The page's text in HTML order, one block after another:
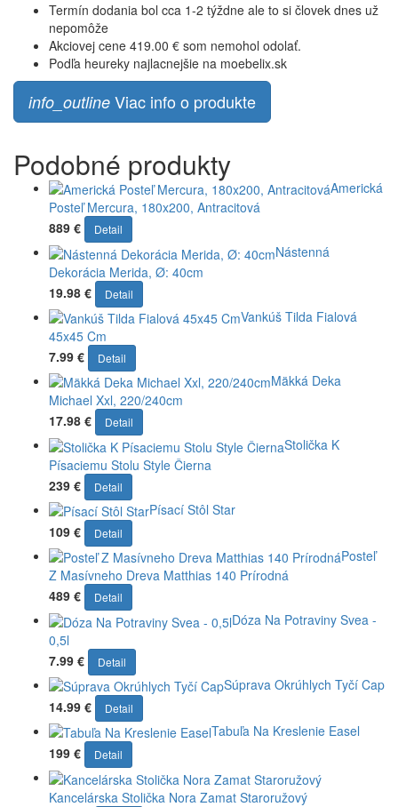
Termín dodania bol cca 1-2 týždne ale to si človek dnes už
nepomôže
Akciovej cene 419.00 € som nemohol odolať.
Podľa heureky najlacnejšie na moebelix.sk
info_outline Viac info o produkte
Podobné produkty
Americká
Posteľ Mercura, 180x200, Antracitová
889 €
Detail
Nástenná
Dekorácia Merida, Ø: 40cm
19.98 €
Detail
Vankúš Tilda Fialová
45x45 Cm
7.99 €
Detail
Mäkká Deka
Michael Xxl, 220/240cm
17.98 €
Detail
Stolička K
Písaciemu Stolu Style Čierna
239 €
Detail
Písací Stôl Star
109 €
Detail
Posteľ
Z Masívneho Dreva Matthias 140 Prírodná
489 €
Detail
Dóza Na Potraviny Svea -
0,5l
7.99 €
Detail
Súprava Okrúhlych Tyčí Cap
14.99 €
Detail
Tabuľa Na Kreslenie Easel
199 €
Detail
Kancelárska Stolička Nora Zamat Staroružový